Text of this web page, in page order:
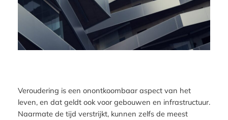
Veroudering is een onontkoombaar aspect van het
leven, en dat geldt ook voor gebouwen en infrastructuur.
Naarmate de tijd verstrijkt, kunnen zelfs de meest